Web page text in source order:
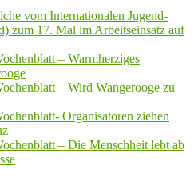
vom Internationalen Jugend-
zum 17. Mal im Arbeitseinsatz auf
– Warmherziges
– Wird Wangerooge zu
Organisatoren ziehen
– Die Menschheit lebt ab